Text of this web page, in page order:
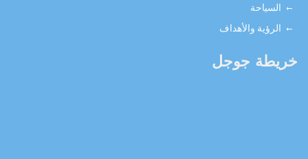
السياحة
الرؤية والأهداف
خريطة جوجل